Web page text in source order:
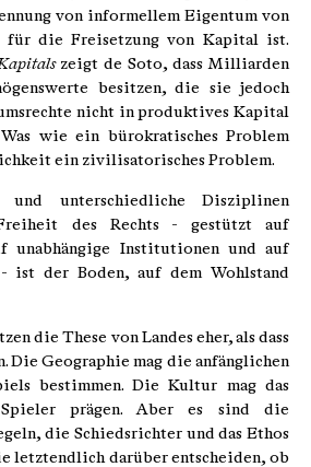
von informellem Eigentum von
für die Freisetzung von Kapital ist.
zeigt de Soto, dass Milliarden
besitzen, die sie jedoch
nicht in produktives Kapital
wie ein bürokratisches Problem
ein zivilisatorisches Problem.
und unterschiedliche Disziplinen
des Rechts - gestützt auf
unabhängige Institutionen und auf
ist der Boden, auf dem Wohlstand
die These von Landes eher, als dass
Die Geographie mag die anfänglichen
bestimmen. Die Kultur mag das
Spieler prägen. Aber es sind die
die Schiedsrichter und das Ethos
letztendlich darüber entscheiden, ob